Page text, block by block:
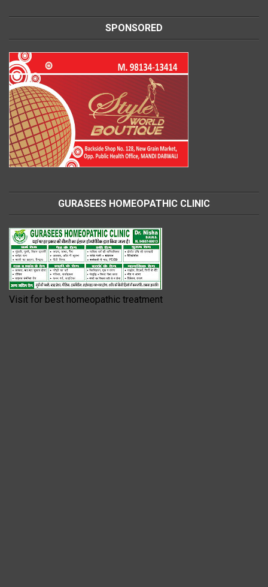
SPONSORED
GURASEES HOMEOPATHIC CLINIC
Visit for best homeopathic treatment